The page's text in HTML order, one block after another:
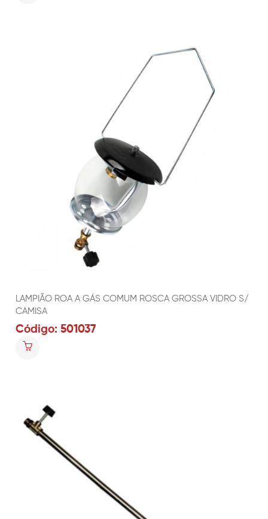
LAMPIÃO ROA A GÁS COMUM ROSCA GROSSA VIDRO S/
CAMISA
Código: 501037